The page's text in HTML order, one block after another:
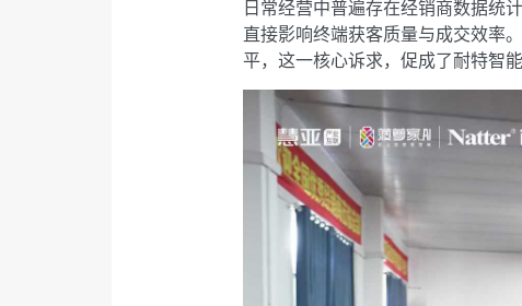
日常经营中普遍存在经销商数据统
直接影响终端获客质量与成交效率
平，这一核心诉求，促成了耐特智